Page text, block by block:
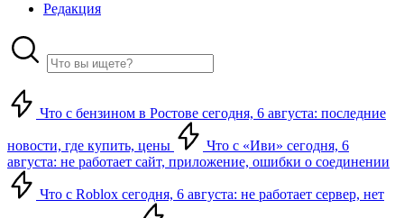
Редакция
Что с бензином в Ростове сегодня, 6 августа: последние
новости, где купить, цены
Что с «Иви» сегодня, 6
августа: не работает сайт, приложение, ошибки о соединении
Что с Roblox сегодня, 6 августа: не работает сервер, нет